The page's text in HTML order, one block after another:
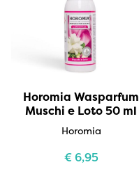
Horomia Wasparfum
Muschi e Loto 50 ml
Horomia
€6,95